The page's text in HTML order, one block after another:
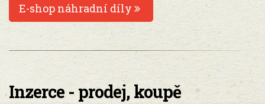
E-shop náhradní díly
Inzerce - prodej, koupě